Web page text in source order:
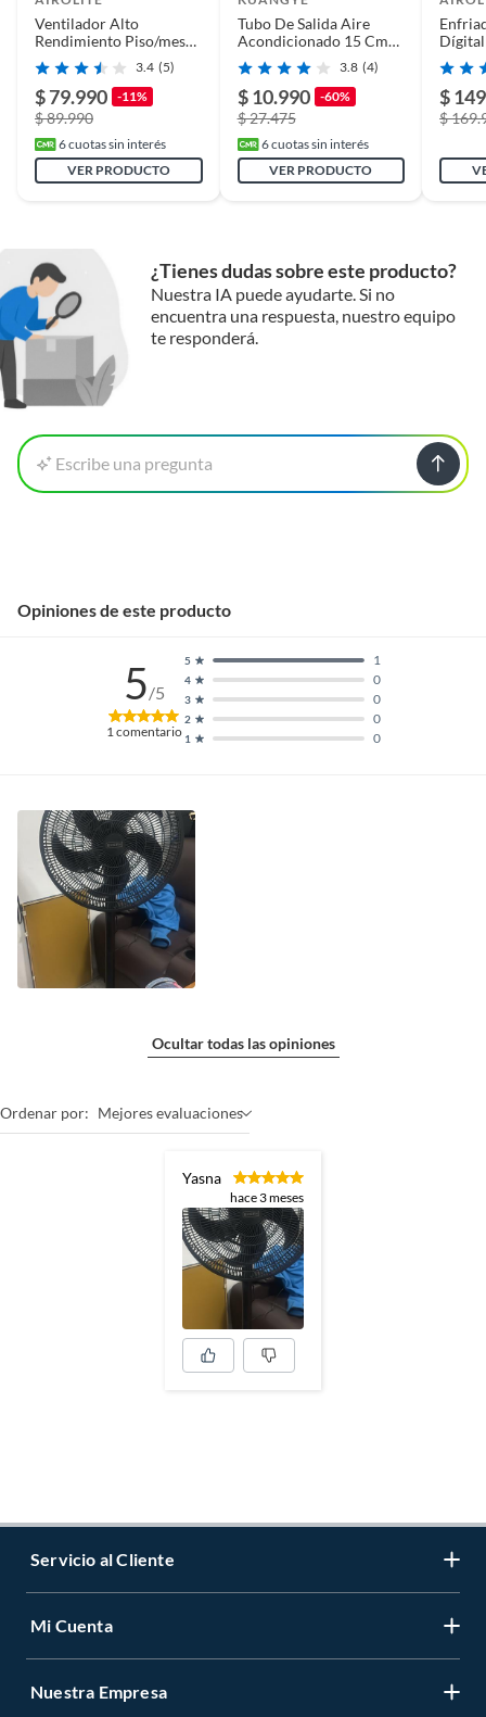
Ventilador Alto
Rendimiento Piso/mesa
20 V20aav6 Airolite
3.4 (5)
$ 79.990 -11%
$ 89.990
6cuotas sin interés
VER PRODUCTO
Tubo De Salida Aire
Acondicionado 15 Cm
Kuangye
3.8 (4)
$ 10.990 -60%
$ 27.475
6cuotas sin interés
VER PRODUCTO
EVT-
$
$
¿Tienes dudas sobre este producto?
Nuestra IA puede ayudarte. Si no
encuentra una respuesta, nuestro equipo
te responderá.
Escribe una pregunta
Opiniones de este producto
5/5
1comentario 1 0
2 0
3 0
4 0
5 1
Ocultar todas las opiniones
Ordenar por: Mejores evaluaciones
Yasna
hace 3 meses
Servicio al Cliente
Contáctanos
Mi Cuenta
Registrate
Nuestra Empresa